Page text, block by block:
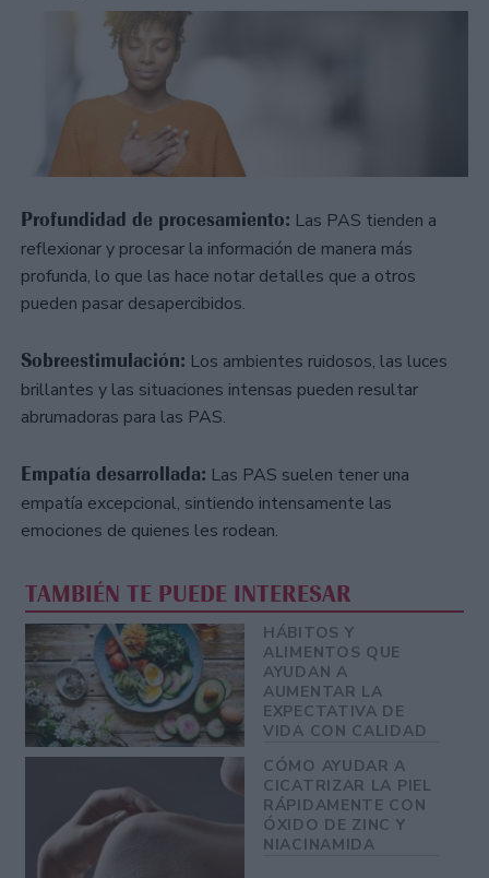
Profundidad de procesamiento: Las PAS tienden a
reflexionar y procesar la información de manera más
profunda, lo que las hace notar detalles que a otros
pueden pasar desapercibidos.
Sobreestimulación: Los ambientes ruidosos, las luces
brillantes y las situaciones intensas pueden resultar
abrumadoras para las PAS.
Empatía desarrollada: Las PAS suelen tener una
empatía excepcional, sintiendo intensamente las
emociones de quienes les rodean.
TAMBIÉN TE PUEDE INTERESAR
HÁBITOS Y
ALIMENTOS QUE
AYUDAN A
AUMENTAR LA
EXPECTATIVA DE
VIDA CON CALIDAD
CÓMO AYUDAR A
CICATRIZAR LA PIEL
RÁPIDAMENTE CON
ÓXIDO DE ZINC Y
NIACINAMIDA